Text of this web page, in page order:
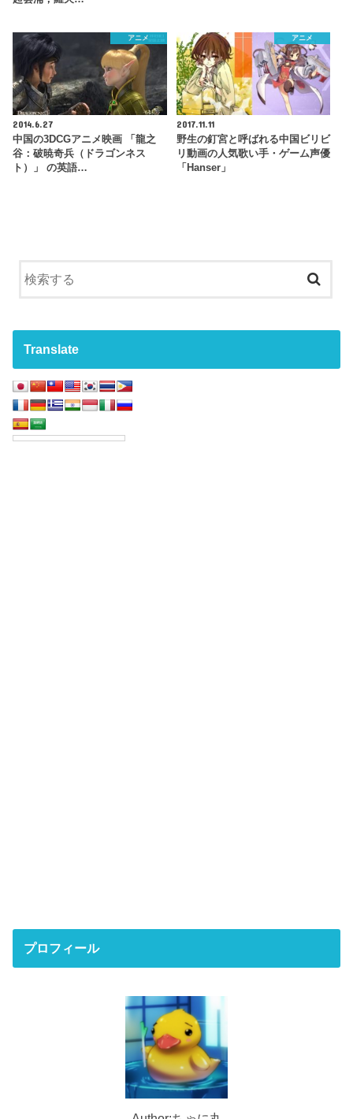
アニメ
2014.6.27
中国の3DCGアニメ映画 「龍之
谷：破暁奇兵（ドラゴンネス
ト）」 の英語…
アニメ
2017.11.11
野生の釘宮と呼ばれる中国ビリビ
リ動画の人気歌い手・ゲーム声優
「Hanser」
Translate
プロフィール